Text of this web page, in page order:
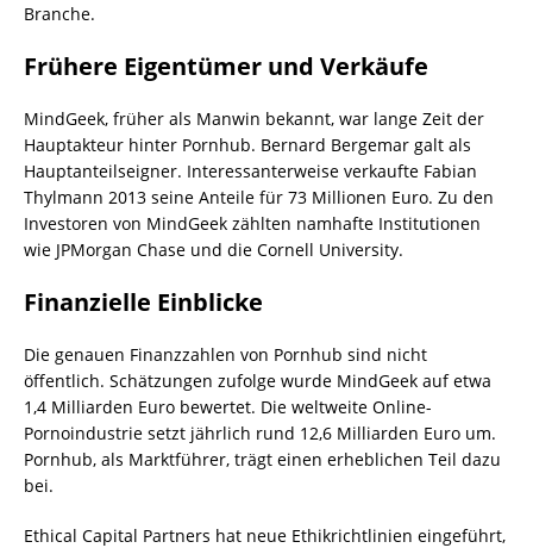
Branche.
Frühere Eigentümer und Verkäufe
MindGeek, früher als Manwin bekannt, war lange Zeit der
Hauptakteur hinter Pornhub. Bernard Bergemar galt als
Hauptanteilseigner. Interessanterweise verkaufte Fabian
Thylmann 2013 seine Anteile für 73 Millionen Euro. Zu den
Investoren von MindGeek zählten namhafte Institutionen
wie JPMorgan Chase und die Cornell University.
Finanzielle Einblicke
Die genauen Finanzzahlen von Pornhub sind nicht
öffentlich. Schätzungen zufolge wurde MindGeek auf etwa
1,4 Milliarden Euro bewertet. Die weltweite Online-
Pornoindustrie setzt jährlich rund 12,6 Milliarden Euro um.
Pornhub, als Marktführer, trägt einen erheblichen Teil dazu
bei.
Ethical Capital Partners hat neue Ethikrichtlinien eingeführt,